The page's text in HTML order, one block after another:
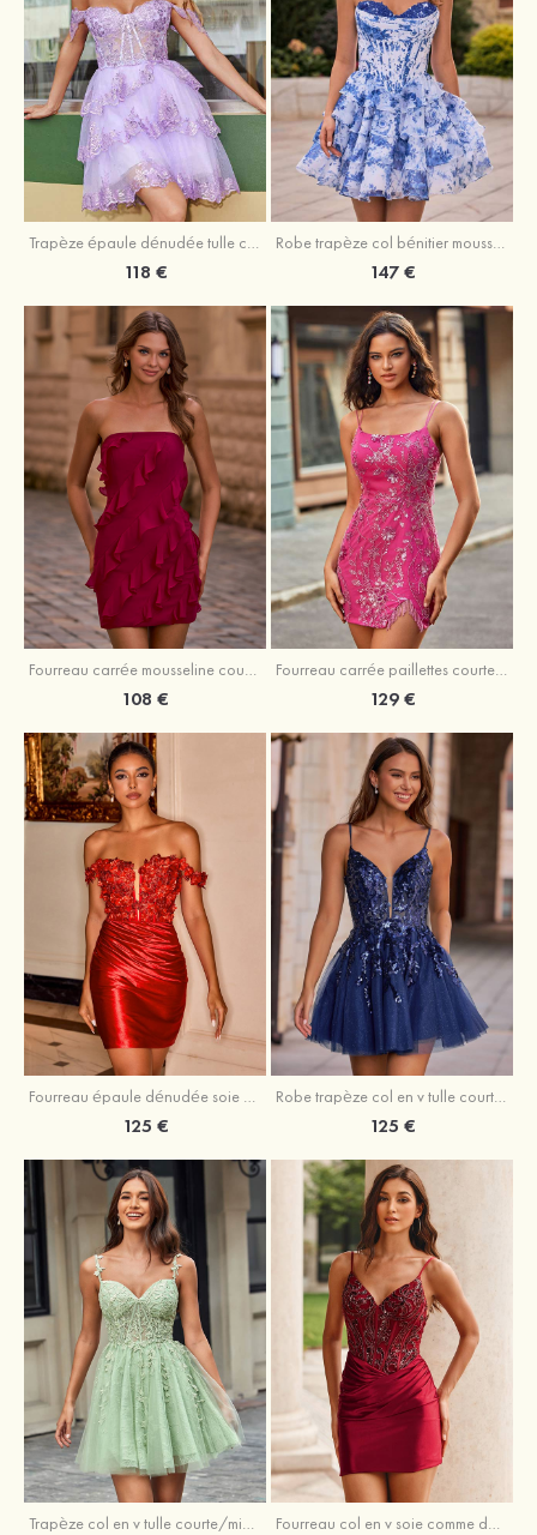
Trapèze épaule dénudée tulle courte/mini robe de fête de la rentrée avec paillettes
118 €
Robe trapèze col bénitier mousseline courte/mini robe de fête de la rentrée avec appliqué
147 €
Fourreau carrée mousseline courte/mini robe de fête de la rentré avec volants
108 €
Fourreau carrée paillettes courte/mini robe de fête de la rentrée
129 €
Fourreau épaule dénudée soie comme du satin courte/mini robe de fête de la rentrée
125 €
Robe trapèze col en v tulle courte/mini robe de fête de la rentrée avec poches paillettes
125 €
Trapèze col en v tulle courte/mini robe de fête de la rentrée avec perles Fourreau col en v soie comme du satin courte/mini robe de fête de la rentrée avec paillettes